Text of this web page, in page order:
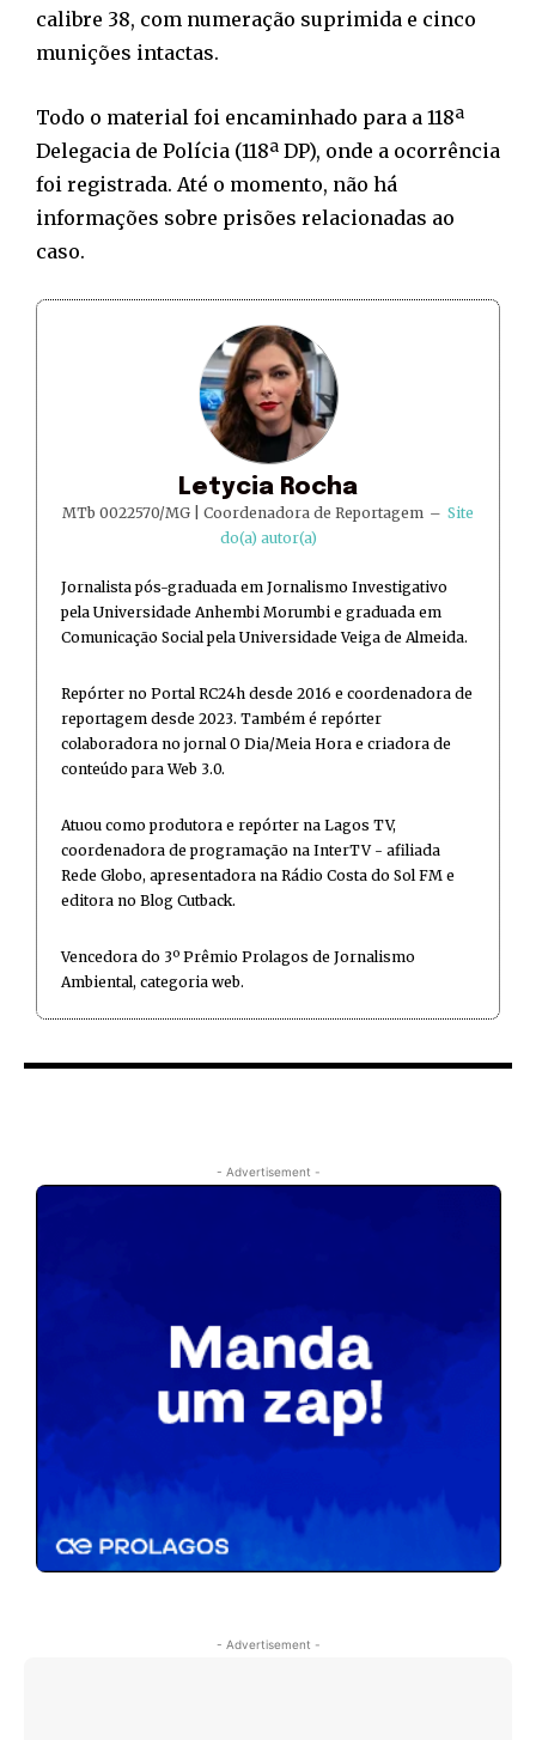
calibre 38, com numeração suprimida e cinco
munições intactas.
Todo o material foi encaminhado para a 118ª
Delegacia de Polícia (118ª DP), onde a ocorrência
foi registrada. Até o momento, não há
informações sobre prisões relacionadas ao
caso.
Letycia Rocha
MTb 0022570/MG | Coordenadora de Reportagem – Site
do(a) autor(a)
Jornalista pós-graduada em Jornalismo Investigativo
pela Universidade Anhembi Morumbi e graduada em
Comunicação Social pela Universidade Veiga de Almeida.
Repórter no Portal RC24h desde 2016 e coordenadora de
reportagem desde 2023. Também é repórter
colaboradora no jornal O Dia/Meia Hora e criadora de
conteúdo para Web 3.0.
Atuou como produtora e repórter na Lagos TV,
coordenadora de programação na InterTV - afiliada
Rede Globo, apresentadora na Rádio Costa do Sol FM e
editora no Blog Cutback.
Vencedora do 3º Prêmio Prolagos de Jornalismo
Ambiental, categoria web.
- Advertisement -
- Advertisement -